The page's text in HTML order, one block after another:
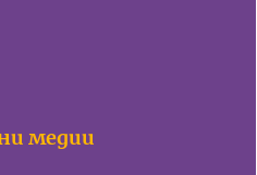
медии